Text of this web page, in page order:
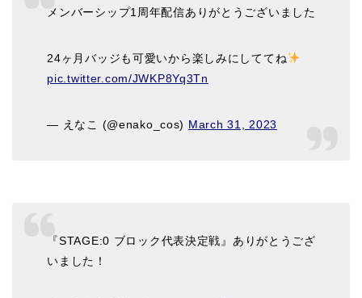
メンバーシップ1周年配信ありがとうございました
24ヶ月バッジも可愛いから楽しみにしててね
pic.twitter.com/JWKP8Yq3Tn
— えなこ (@enako_cos) March 31, 2023
『STAGE:0 ブロック代表決定戦』ありがとうござ
いました！